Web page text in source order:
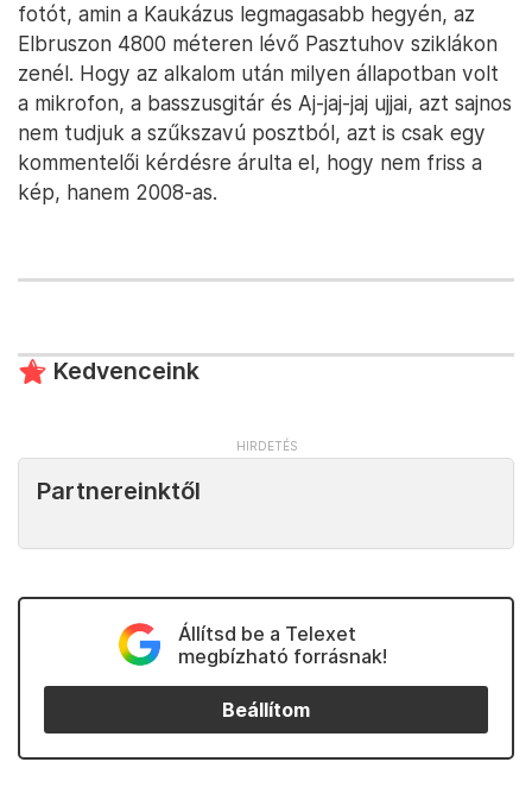
fotót, amin a Kaukázus legmagasabb hegyén, az
Elbruszon 4800 méteren lévő Pasztuhov sziklákon
zenél. Hogy az alkalom után milyen állapotban volt
a mikrofon, a basszusgitár és Aj-jaj-jaj ujjai, azt sajnos
nem tudjuk a szűkszavú posztból, azt is csak egy
kommentelői kérdésre árulta el, hogy nem friss a
kép, hanem 2008-as.
Kedvenceink
Partnereinktől
Állítsd be a Telexet
megbízható forrásnak!
Beállítom